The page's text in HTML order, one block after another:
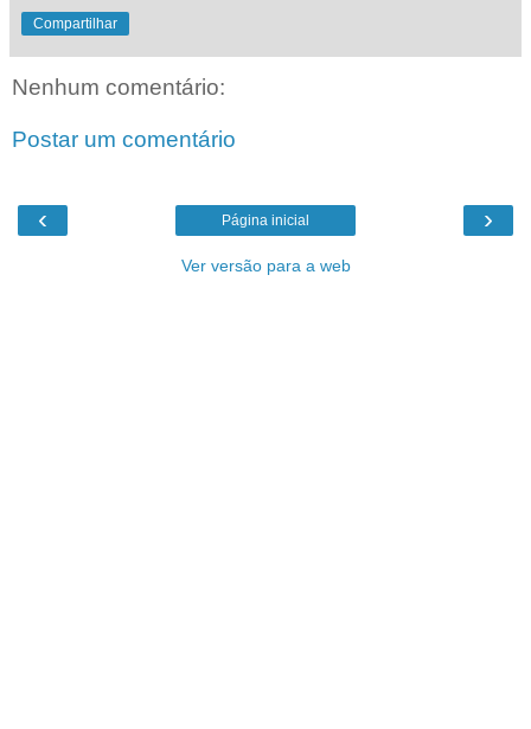
Compartilhar
Nenhum comentário:
Postar um comentário
‹ ›
Página inicial
Ver versão para a web